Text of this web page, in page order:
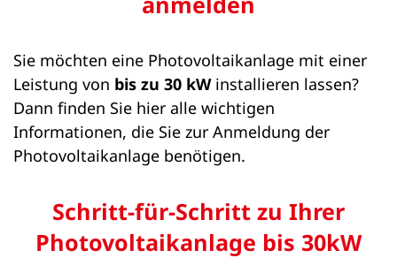
Sie möchten eine Photovoltaikanlage mit einer
Leistung von bis zu 30 kWinstallieren lassen?
Dann finden Sie hier alle wichtigen
Informationen, die Sie zur Anmeldung der
Photovoltaikanlage benötigen.
Schritt-für-Schritt zu Ihrer
Photovoltaikanlage bis 30kW